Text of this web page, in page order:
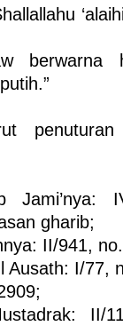
berwarna
gharib;
II/941,
Ausath: I/77,
II/